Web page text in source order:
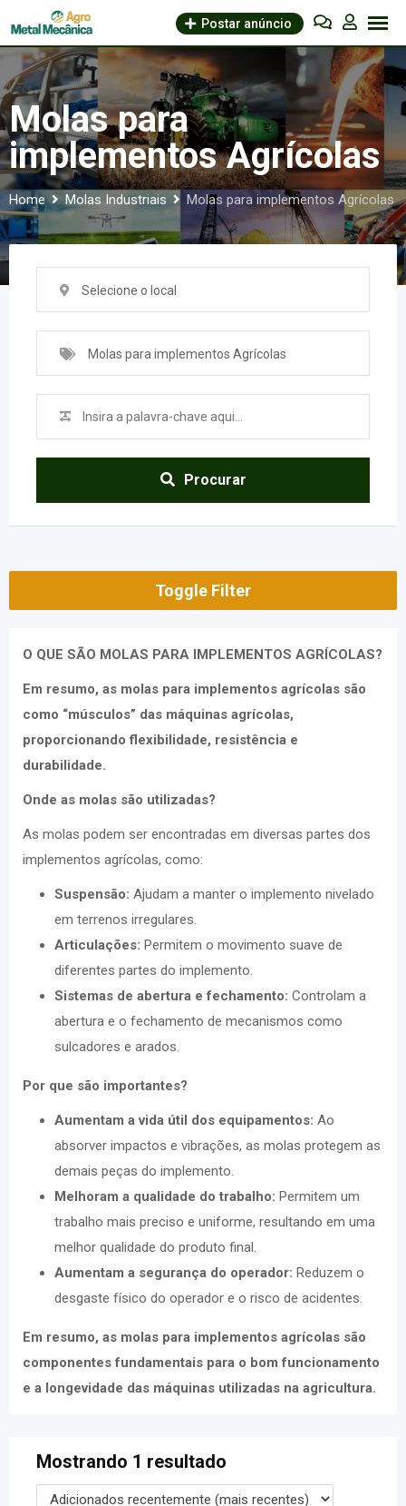
to
content
Postar anúncio
Molas para
implementos Agrícolas
Home Molas Industriais Molas para implementos Agrícolas
Selecione o local
Molas para implementos Agrícolas
Procurar
Toggle Filter
O QUE SÃO MOLAS PARA IMPLEMENTOS AGRÍCOLAS?
Em resumo, as molas para implementos agrícolas são
como “músculos” das máquinas agrícolas,
proporcionando flexibilidade, resistência e
durabilidade.
Onde as molas são utilizadas?
As molas podem ser encontradas em diversas partes dos
implementos agrícolas, como:
Suspensão: Ajudam a manter o implemento nivelado
em terrenos irregulares.
Articulações: Permitem o movimento suave de
diferentes partes do implemento.
Sistemas de abertura e fechamento: Controlam a
abertura e o fechamento de mecanismos como
sulcadores e arados.
Por que são importantes?
Aumentam a vida útil dos equipamentos: Ao
absorver impactos e vibrações, as molas protegem as
demais peças do implemento.
Melhoram a qualidade do trabalho: Permitem um
trabalho mais preciso e uniforme, resultando em uma
melhor qualidade do produto final.
Aumentam a segurança do operador: Reduzem o
desgaste físico do operador e o risco de acidentes.
Em resumo, as molas para implementos agrícolas são
componentes fundamentais para o bom funcionamento
e a longevidade das máquinas utilizadas na agricultura.
Mostrando 1 resultado